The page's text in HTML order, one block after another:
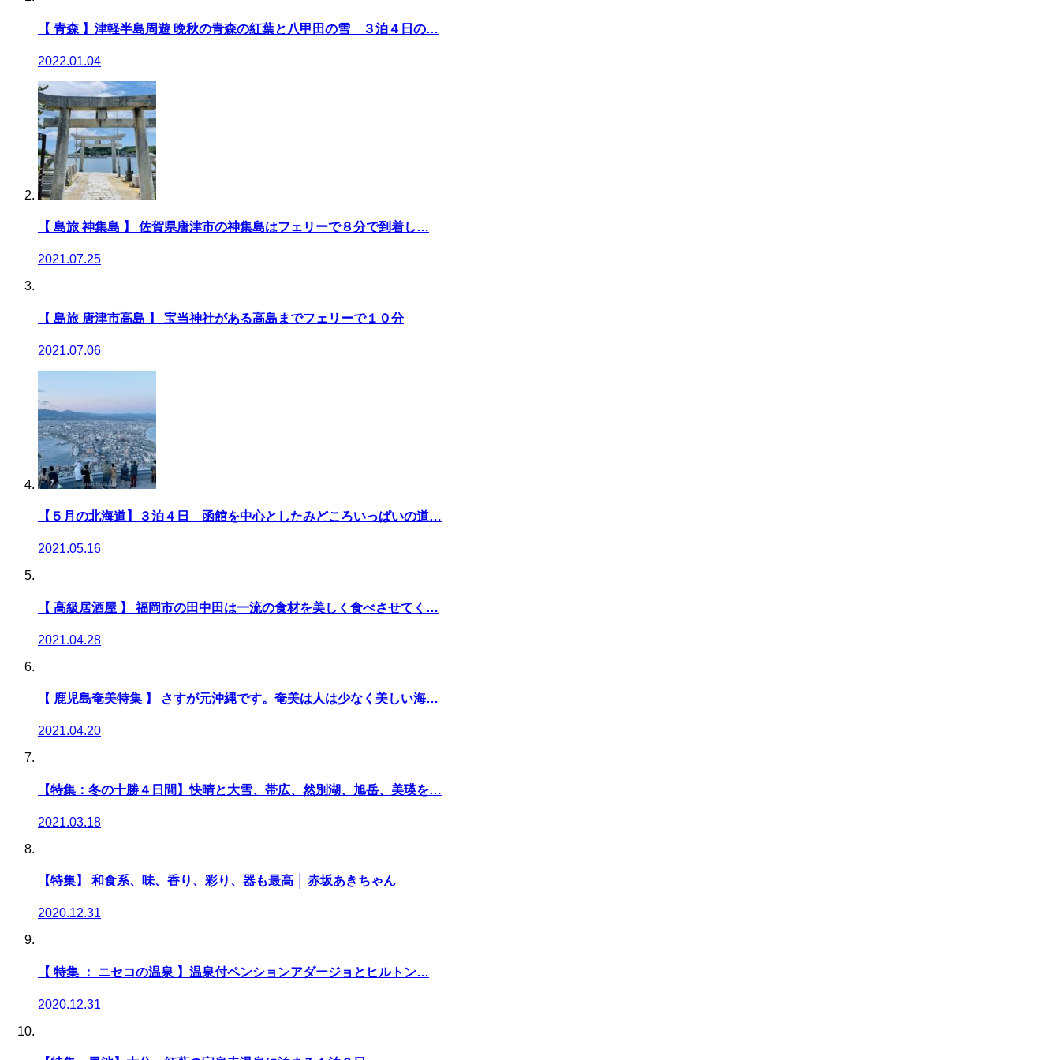
【 青森 】津軽半島周遊 晩秋の青森の紅葉と八甲田の雪 ３泊４日の…
2022.01.04
【 島旅 神集島 】 佐賀県唐津市の神集島はフェリーで８分で到着し…
2021.07.25
【 島旅 唐津市高島 】 宝当神社がある高島までフェリーで１０分
2021.07.06
【５月の北海道】３泊４日 函館を中心としたみどころいっぱいの道…
2021.05.16
【 高級居酒屋 】 福岡市の田中田は一流の食材を美しく食べさせてく…
2021.04.28
【 鹿児島奄美特集 】 さすが元沖縄です。奄美は人は少なく美しい海…
2021.04.20
【特集：冬の十勝４日間】快晴と大雪、帯広、然別湖、旭岳、美瑛を…
2021.03.18
【特集】 和食系、味、香り、彩り、器も最高 │ 赤坂あきちゃん
2020.12.31
【 特集 ： ニセコの温泉 】温泉付ペンションアダージョとヒルトン…
2020.12.31